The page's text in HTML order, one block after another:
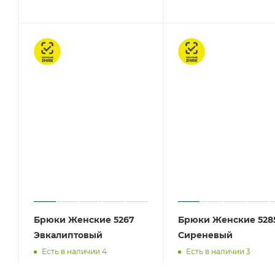
Честный знак
Брюки Женские 5267
Эвкалиптовый
Есть в наличии 4
Честный знак
Брюки Женские
Сиреневый
Есть в наличии 3